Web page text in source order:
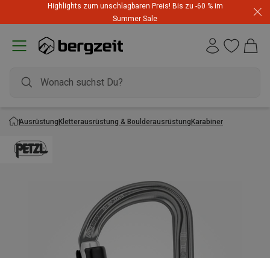
Highlights zum unschlagbaren Preis! Bis zu -60 % im
Summer Sale
AusrüstungKletterausrüstung & BoulderausrüstungKarabiner